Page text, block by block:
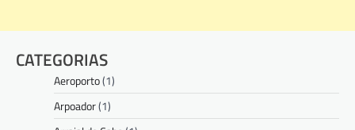
CATEGORIAS
Aeroporto(1)
Arpoador(1)